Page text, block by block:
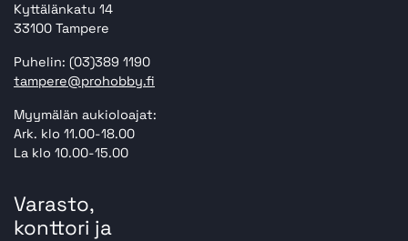
Kyttälänkatu 14
33100 Tampere
Puhelin: (03)389 1190
tampere@prohobby.fi
Myymälän aukioloajat:
Ark. klo 11.00-18.00
La klo 10.00-15.00
Varasto,
konttori ja